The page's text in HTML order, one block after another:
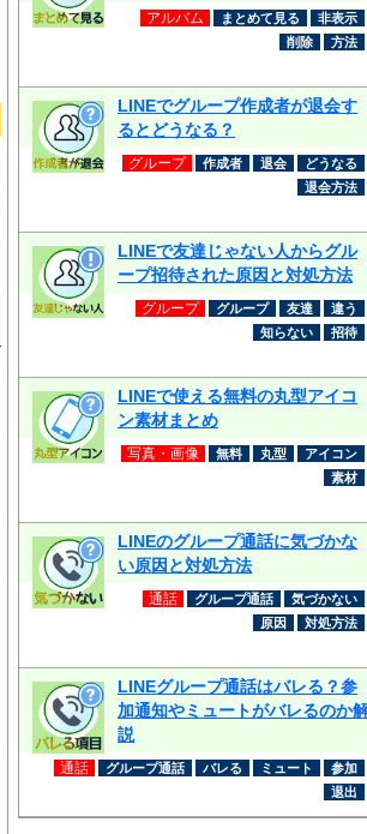
アルバム まとめて見る
非表示
削除
方法
LINEでグループ作成者が退会す
るとどうなる？
グループ 作成者 退会
どうなる
退会方法
LINEで友達じゃない人からグル
ープ招待された原因と対処方法
グループ グループ 友達
違う
知らない
招待
LINEで使える無料の丸型アイコ
ン素材まとめ
写真・画像 無料 丸型
アイコン
素材
LINEのグループ通話に気づかな
い原因と対処方法
通話 グループ通話
気づかない
原因
対処方法
LINEグループ通話はバレる？参
加通知やミュートがバレるのか
説
通話 グループ通話 バレる ミュート
参加
退出